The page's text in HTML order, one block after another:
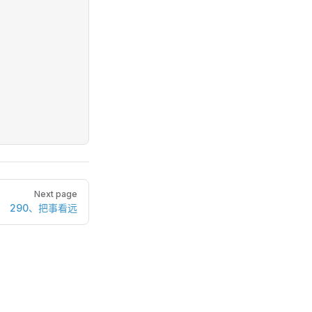
Next page
290、把事看远